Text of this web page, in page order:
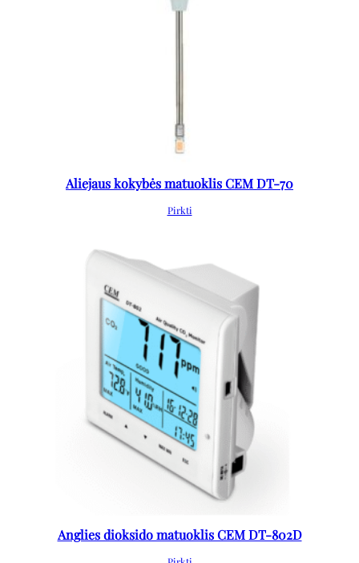
Aliejaus kokybės matuoklis CEM DT-70
Pirkti
Anglies dioksido matuoklis CEM DT-802D